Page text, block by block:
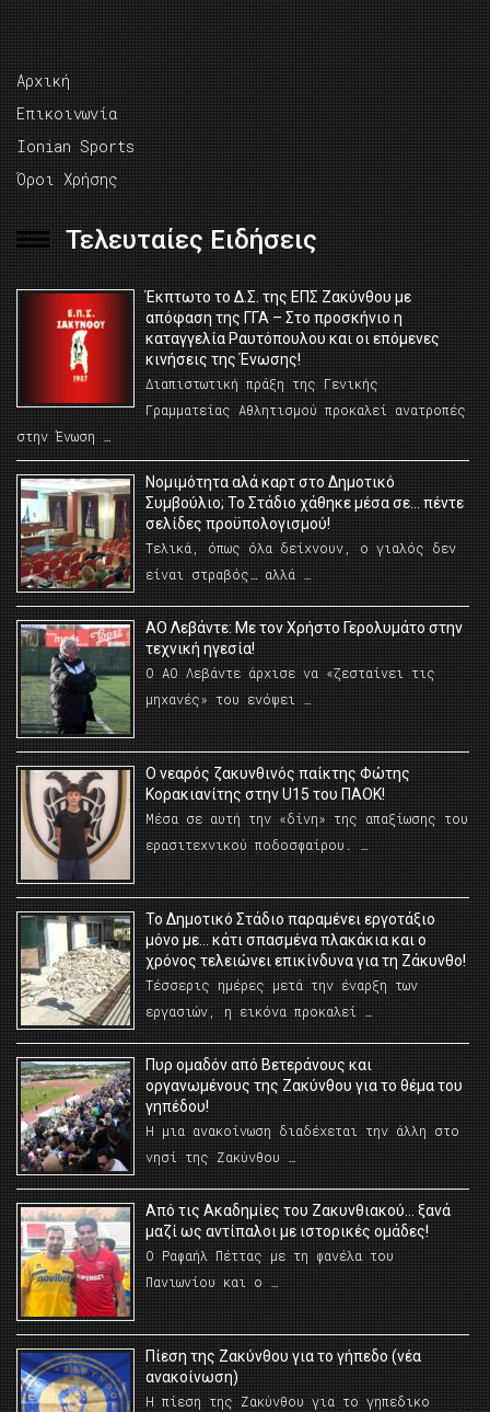
Αρχική
Επικοινωνία
Ionian Sports
Όροι Χρήσης
Τελευταίες Ειδήσεις
Έκπτωτο το Δ.Σ. της ΕΠΣ Ζακύνθου με
απόφαση της ΓΓΑ – Στο προσκήνιο η
καταγγελία Ραυτόπουλου και οι επόμενες
κινήσεις της Ένωσης!
Διαπιστωτική πράξη της Γενικής
Γραμματείας Αθλητισμού προκαλεί ανατροπές
στην Ένωση …
Νομιμότητα αλά καρτ στο Δημοτικό
Συμβούλιο; Το Στάδιο χάθηκε μέσα σε… πέντε
σελίδες προϋπολογισμού!
Τελικά, όπως όλα δείχνουν, ο γιαλός δεν
είναι στραβός… αλλά …
ΑΟ Λεβάντε: Με τον Χρήστο Γερολυμάτο στην
τεχνική ηγεσία!
Ο ΑΟ Λεβάντε άρχισε να «ζεσταίνει τις
μηχανές» του ενόψει …
O νεαρός ζακυνθινός παίκτης Φώτης
Κορακιανίτης στην U15 του ΠΑΟΚ!
Μέσα σε αυτή την «δίνη» της απαξίωσης του
ερασιτεχνικού ποδοσφαίρου. …
Το Δημοτικό Στάδιο παραμένει εργοτάξιο
μόνο με… κάτι σπασμένα πλακάκια και ο
χρόνος τελειώνει επικίνδυνα για τη Ζάκυνθο!
Τέσσερις ημέρες μετά την έναρξη των
εργασιών, η εικόνα προκαλεί …
Πυρ ομαδόν από Βετεράνους και
οργανωμένους της Ζακύνθου για το θέμα του
γηπέδου!
Η μια ανακοίνωση διαδέχεται την άλλη στο
νησί της Ζακύνθου …
Από τις Ακαδημίες του Ζακυνθιακού… ξανά
μαζί ως αντίπαλοι με ιστορικές ομάδες!
Ο Ραφαήλ Πέττας με τη φανέλα του
Πανιωνίου και ο …
Πίεση της Ζακύνθου για το γήπεδο (νέα
ανακοίνωση)
Η πίεση της Ζακύνθου για το γηπεδικο